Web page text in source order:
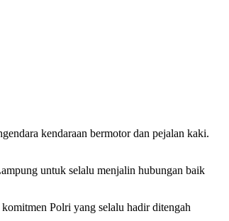
kendaraan bermotor dan pejalan kaki.
untuk selalu menjalin hubungan baik
Polri yang selalu hadir ditengah